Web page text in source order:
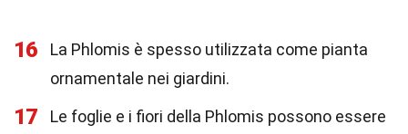
16
La Phlomis è spesso utilizzata come pianta
ornamentale nei giardini.
17
Le foglie e i fiori della Phlomis possono essere